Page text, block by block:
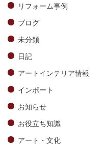
リフォーム事例
ブログ
未分類
日記
アートインテリア情報
インポート
お知らせ
お役立ち知識
アート・文化